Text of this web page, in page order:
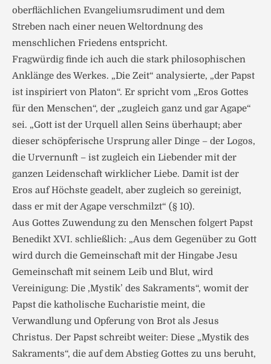
oberflächlichen Evangeliumsrudiment und dem
Streben nach einer neuen Weltordnung des
menschlichen Friedens entspricht.
Fragwürdig finde ich auch die stark philosophischen
Anklänge des Werkes. „Die Zeit“ analysierte, „der Papst
ist inspiriert von Platon“. Er spricht vom „Eros Gottes
für den Menschen“, der „zugleich ganz und gar Agape“
sei. „Gott ist der Urquell allen Seins überhaupt; aber
dieser schöpferische Ursprung aller Dinge – der Logos,
die Urvernunft – ist zugleich ein Liebender mit der
ganzen Leidenschaft wirklicher Liebe. Damit ist der
Eros auf Höchste geadelt, aber zugleich so gereinigt,
dass er mit der Agape verschmilzt“ (§ 10).
Aus Gottes Zuwendung zu den Menschen folgert Papst
Benedikt XVI. schließlich: „Aus dem Gegenüber zu Gott
wird durch die Gemeinschaft mit der Hingabe Jesu
Gemeinschaft mit seinem Leib und Blut, wird
Vereinigung: Die ,Mystik’ des Sakraments“, womit der
Papst die katholische Eucharistie meint, die
Verwandlung und Opferung von Brot als Jesus
Christus. Der Papst schreibt weiter: Diese „Mystik des
Sakraments“, die auf dem Abstieg Gottes zu uns beruht,